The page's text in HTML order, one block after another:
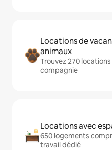
Locations de
animaux
Trouvez 270
compagnie
Locations avec
650 logements
travail dédié